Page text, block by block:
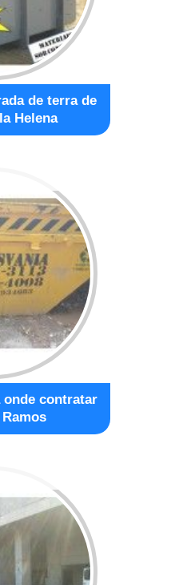
de terra de
Helena
onde contratar